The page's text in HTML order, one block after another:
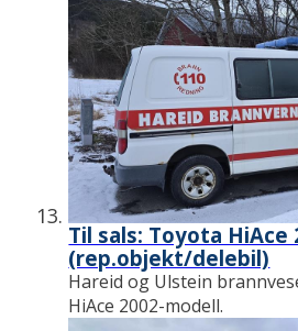
Til sals: Toyota HiAce
(rep.objekt/delebil)
Hareid og Ulstein
HiAce 2002-modell.